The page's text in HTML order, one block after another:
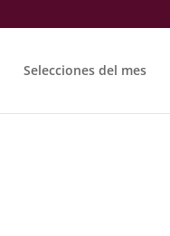
Selecciones del mes